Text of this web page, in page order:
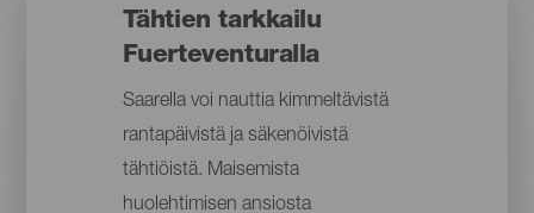
Tähtien tarkkailu
Fuerteventuralla
Saarella voi nauttia kimmeltävistä
rantapäivistä ja säkenöivistä
tähtiöistä. Maisemista
huolehtimisen ansiosta